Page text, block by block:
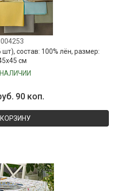
004253
состав: 100% лён, размер:
см
90 коп.
КОРЗИНУ